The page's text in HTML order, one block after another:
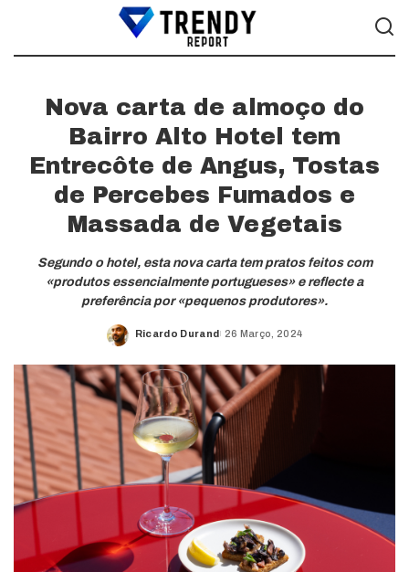
Nova carta de almoço do
Bairro Alto Hotel tem
Entrecôte de Angus, Tostas
de Percebes Fumados e
Massada de Vegetais
Segundo o hotel, esta nova carta tem pratos feitos com
«produtos essencialmente portugueses» e reflecte a
preferência por «pequenos produtores».
Posted
Ricardo Durand 26 Março, 2024